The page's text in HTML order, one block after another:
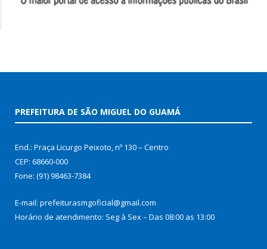
PREFEITURA DE SÃO MIGUEL DO GUAMÁ
End.: Praça Licurgo Peixoto, nº 130 – Centro
CEP: 68660-000
Fone: (91) 98463-7384
E-mail: prefeiturasmgoficial@gmail.com
Horário de atendimento: Seg à Sex – Das 08:00 as 13:00